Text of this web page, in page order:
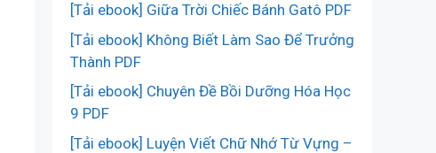
[Tải ebook] Giữa Trời Chiếc Bánh Gatô PDF
[Tải ebook] Không Biết Làm Sao Để Trưởng
Thành PDF
[Tải ebook] Chuyên Đề Bồi Dưỡng Hóa Học
9 PDF
[Tải ebook] Luyện Viết Chữ Nhớ Từ Vựng –